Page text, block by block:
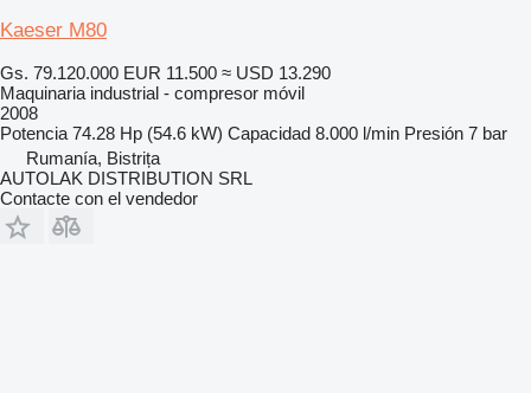
Kaeser M80
Gs. 79.120.000 EUR 11.500 ≈ USD 13.290
Maquinaria industrial - compresor móvil
2008
Potencia 74.28 Hp (54.6 kW) Capacidad 8.000 l/min Presión 7 bar
Rumanía, Bistrița
AUTOLAK DISTRIBUTION SRL
Contacte con el vendedor